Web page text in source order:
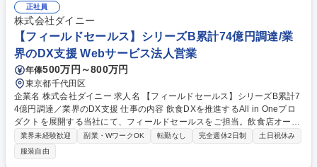
導入ロードマップ作成 ■ROI試算・事例提示、導入要件定義とスコープ調
整、契約締結支援 ■受注後はCSと初期設定・教育・現場定着を伴走、更
新/拡張提案 ■展示会/施策リード追客、CRMで接点・商談/パイプライン管
理、競合/現場知見を開発へ還流 募集職種 ★営業経験者歓迎【東京/フィー
ルドセールス(メンバークラス)】リモート可
正社員
株式会社ダイニー
【フィールドセールス】シリーズB累計74億円調達/業
界のDX支援 Webサービス法人営業
年俸500万円～800万円
東京都千代田区
企業名 株式会社ダイニー 求人名 【フィールドセールス】シリーズB累計7
4億円調達／業界のDX支援 仕事の内容 飲食DXを推進するAll in Oneプロ
ダクトを展開する当社にて、フィールドセールスをご担当。飲食店オーナ
ーに対し、POSやモバイルオーダー等の導入提案を行い、店舗の経営課題
を解決に導きます。 ■飲食法人オーナーへのダイニー製品の提案・導入支
援 ■商談設定後の折衝・クロージング業務 ■セールスフォースを活用した
業界未経験歓迎 副業・WワークOK 転勤なし 完全週休2日制
土日祝休み
服装自由